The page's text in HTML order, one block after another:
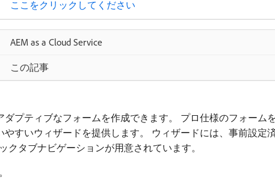
ここをクリックしてください
AEM as a Cloud Service
この記事
プティブなフォームを作成できます。 プロ仕様のフォーム
すいウィザードを提供します。 ウィザードには、事前設定
タブナビゲーションが用意されています。